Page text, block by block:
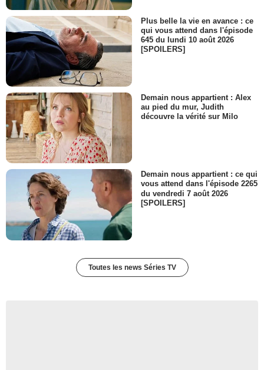
Plus belle la vie en avance : ce
qui vous attend dans l'épisode
645 du lundi 10 août 2026
[SPOILERS]
Demain nous appartient : Alex
au pied du mur, Judith
découvre la vérité sur Milo
Demain nous appartient : ce qui
vous attend dans l'épisode 2265
du vendredi 7 août 2026
[SPOILERS]
Toutes les news Séries TV